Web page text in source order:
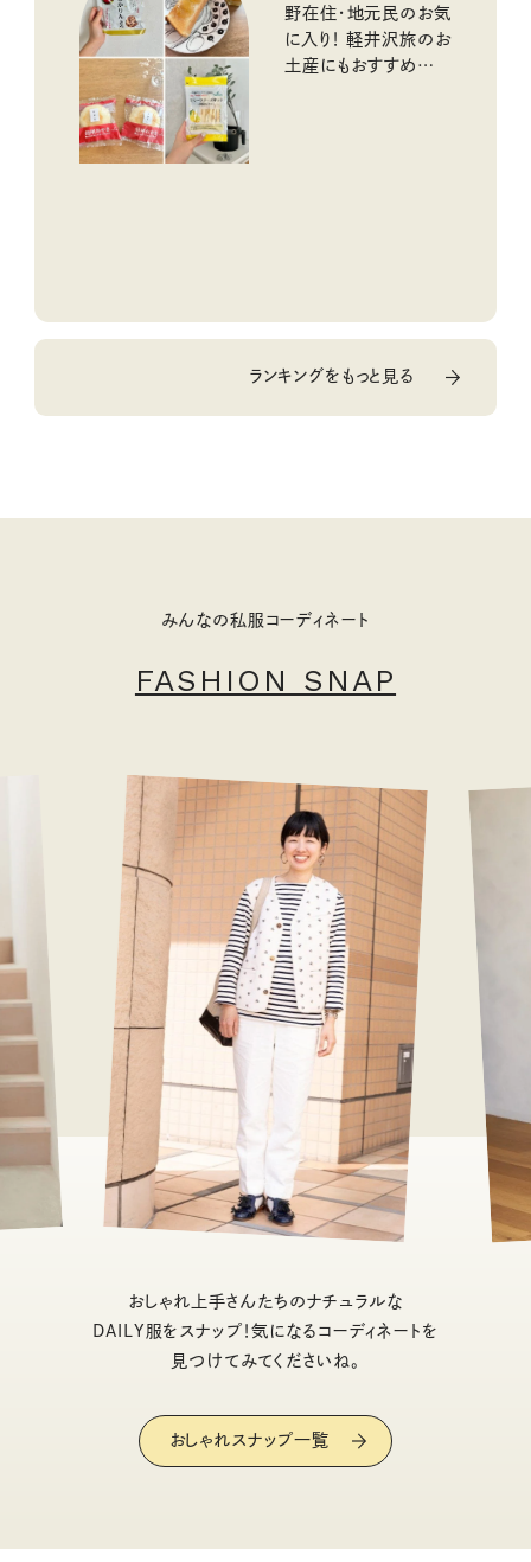
野在住・地元民のお気
に入り！ 軽井沢旅のお
土産にもおすすめのお
ランキングをもっと見る
みんなの私服コーディネート
FASHION SNAP
おしゃれ上手さんたちのナチュラルな
DAILY服をスナップ！気になるコーディネートを
見つけてみてくださいね。
おしゃれスナップ一覧